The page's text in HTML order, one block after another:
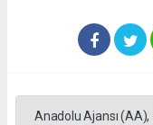
Anadolu Ajansı